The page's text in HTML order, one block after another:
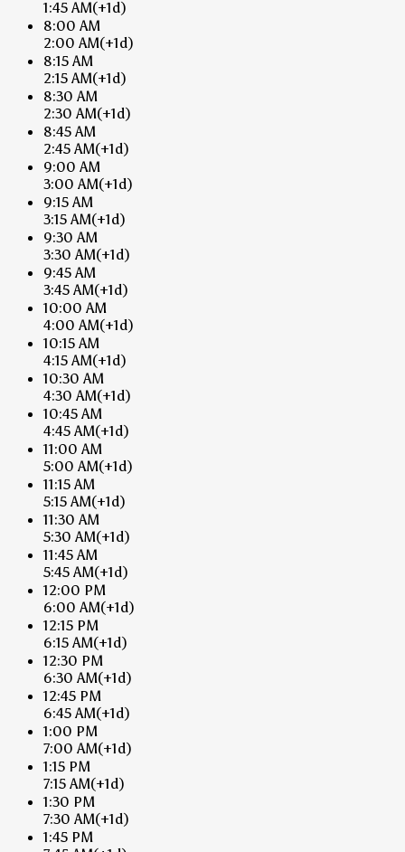
1:45 AM(+1d)
8:00 AM
2:00 AM(+1d)
8:15 AM
2:15 AM(+1d)
8:30 AM
2:30 AM(+1d)
8:45 AM
2:45 AM(+1d)
9:00 AM
3:00 AM(+1d)
9:15 AM
3:15 AM(+1d)
9:30 AM
3:30 AM(+1d)
9:45 AM
3:45 AM(+1d)
10:00 AM
4:00 AM(+1d)
10:15 AM
4:15 AM(+1d)
10:30 AM
4:30 AM(+1d)
10:45 AM
4:45 AM(+1d)
11:00 AM
5:00 AM(+1d)
11:15 AM
5:15 AM(+1d)
11:30 AM
5:30 AM(+1d)
11:45 AM
5:45 AM(+1d)
12:00 PM
6:00 AM(+1d)
12:15 PM
6:15 AM(+1d)
12:30 PM
6:30 AM(+1d)
12:45 PM
6:45 AM(+1d)
1:00 PM
7:00 AM(+1d)
1:15 PM
7:15 AM(+1d)
1:30 PM
7:30 AM(+1d)
1:45 PM